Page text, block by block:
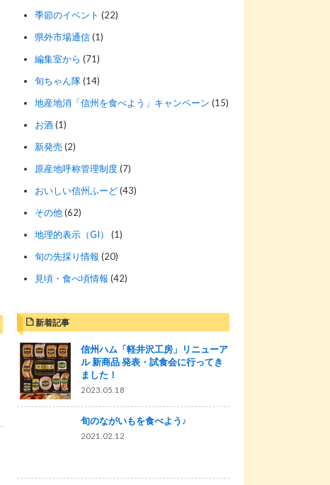
季節のイベント (22)
県外市場通信(1)
編集室から (71)
旬ちゃん隊(14)
地産地消「信州を食べよう」キャンペーン (15)
お酒(1)
新発売 (2)
原産地呼称管理制度(7)
おいしい信州ふーど(43)
その他(62)
地理的表示（GI）
(1)
旬の先採り情報 (20)
見頃・食べ頃情報 (42)
新着記事
信州ハム「軽井沢工房」リニューア
ル 新商品 発表・試食会に行ってき
ました！
2023.05.18
旬のながいもを食べよう♪
2021.02.12